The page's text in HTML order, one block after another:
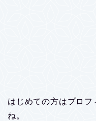
はじめての方はプロ
ね。